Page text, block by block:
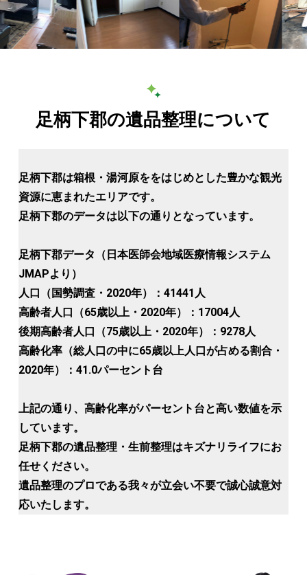
足柄下郡の遺品整理について
足柄下郡は箱根・湯河原ををはじめとした豊かな観光
資源に恵まれたエリアです。
足柄下郡のデータは以下の通りとなっています。
足柄下郡データ（日本医師会地域医療情報システム
JMAPより）
人口（国勢調査・2020年）：41441人
高齢者人口（65歳以上・2020年）：17004人
後期高齢者人口（75歳以上・2020年）：9278人
高齢化率（総人口の中に65歳以上人口が占める割合・
2020年）：41.0パーセント台
上記の通り、高齢化率がパーセント台と高い数値を示
しています。
足柄下郡の遺品整理・生前整理はキズナリライフにお
任せください。
遺品整理のプロである我々が立会い不要で誠心誠意対
応いたします。